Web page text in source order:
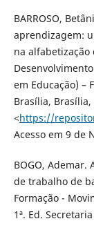
BARROSO,
aprendizagem:
na
em Educação) –
Brasília,
<https://
Acesso em 9 de
BOGO,
de trabalho de
Formação -
1ª. Ed.